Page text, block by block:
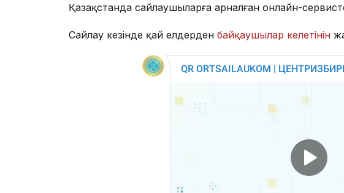
Қазақстанда сайлаушыларға арналған онлайн-
Сайлау кезінде қай елдерден байқаушылар келетінін